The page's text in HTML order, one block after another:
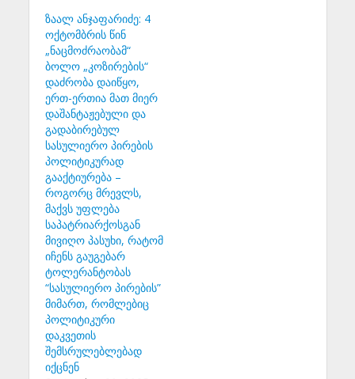
ზაალ ანჯაფარიძე: 4
ოქტომბრის წინ
„ნაცმოძრაობამ“
ბოლო „კოზირების“
დაძრობა დაიწყო,
ერთ-ერთია მათ მიერ
დაშანტაჟებული და
გადაბირებულ
სასულიერო პირების
პოლიტიკურად
გააქტიურება –
როგორც მრევლს,
მაქვს უფლება
საპატრიარქოსგან
მივიღო პასუხი, რატომ
იჩენს გაუგებარ
ტოლერანტობას
“სასულიერო პირების”
მიმართ, რომლებიც
პოლიტიკური
დაკვეთის
შემსრულებლებად
იქცნენ